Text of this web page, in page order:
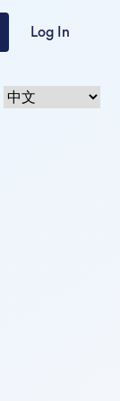
Log In